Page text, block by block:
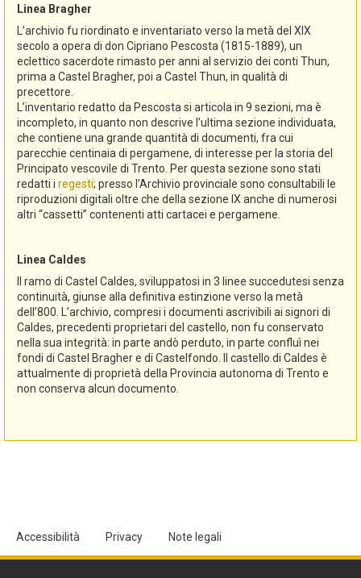
Linea Bragher
L’archivio fu riordinato e inventariato verso la metà del XIX
secolo a opera di don Cipriano Pescosta (1815-1889), un
eclettico sacerdote rimasto per anni al servizio dei conti Thun,
prima a Castel Bragher, poi a Castel Thun, in qualità di
precettore.
L’inventario redatto da Pescosta si articola in 9 sezioni, ma è
incompleto, in quanto non descrive l’ultima sezione individuata,
che contiene una grande quantità di documenti, fra cui
parecchie centinaia di pergamene, di interesse per la storia del
Principato vescovile di Trento. Per questa sezione sono stati
redatti i regesti; presso l’Archivio provinciale sono consultabili le
riproduzioni digitali oltre che della sezione IX anche di numerosi
altri “cassetti” contenenti atti cartacei e pergamene.
Linea Caldes
Il ramo di Castel Caldes, sviluppatosi in 3 linee succedutesi senza
continuità, giunse alla definitiva estinzione verso la metà
dell’800. L’archivio, compresi i documenti ascrivibili ai signori di
Caldes, precedenti proprietari del castello, non fu conservato
nella sua integrità: in parte andò perduto, in parte confluì nei
fondi di Castel Bragher e di Castelfondo. Il castello di Caldes è
attualmente di proprietà della Provincia autonoma di Trento e
non conserva alcun documento.
Accessibilità Privacy Note legali